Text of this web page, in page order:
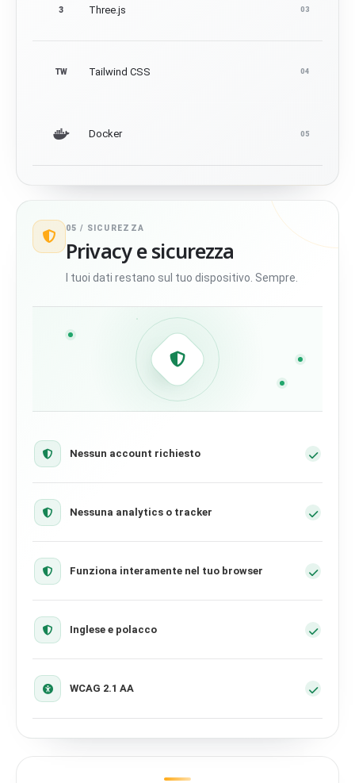
3 Three.js 03
TW Tailwind CSS 04
Docker 05
05 / SICUREZZA
Privacy e sicurezza
I tuoi dati restano sul tuo dispositivo. Sempre.
Nessun account richiesto
Nessuna analytics o tracker
Funziona interamente nel tuo browser
Inglese e polacco
WCAG 2.1 AA